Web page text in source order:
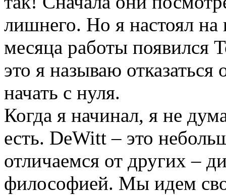
лишнего. Но я настоял на
месяца работы появился
это я называю
начать с нуля.
Когда я начинал, я не
есть. DeWitt – это
отличаемся от других –
философией. Мы идем